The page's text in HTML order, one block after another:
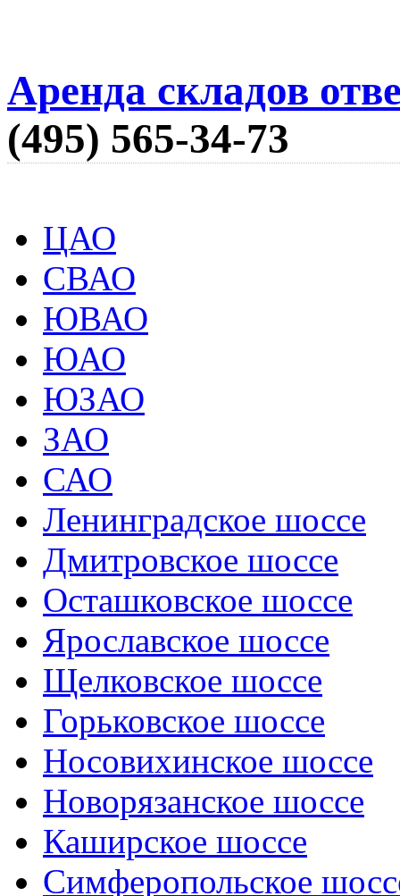
Аренда складов
(495) 565-34-73
ЦАО
СВАО
ЮВАО
ЮАО
ЮЗАО
ЗАО
САО
Ленинградское шоссе
Дмитровское шоссе
Осташковское шоссе
Ярославское шоссе
Щелковское шоссе
Горьковское шоссе
Носовихинское шоссе
Новорязанское шоссе
Каширское шоссе
Симферопольское